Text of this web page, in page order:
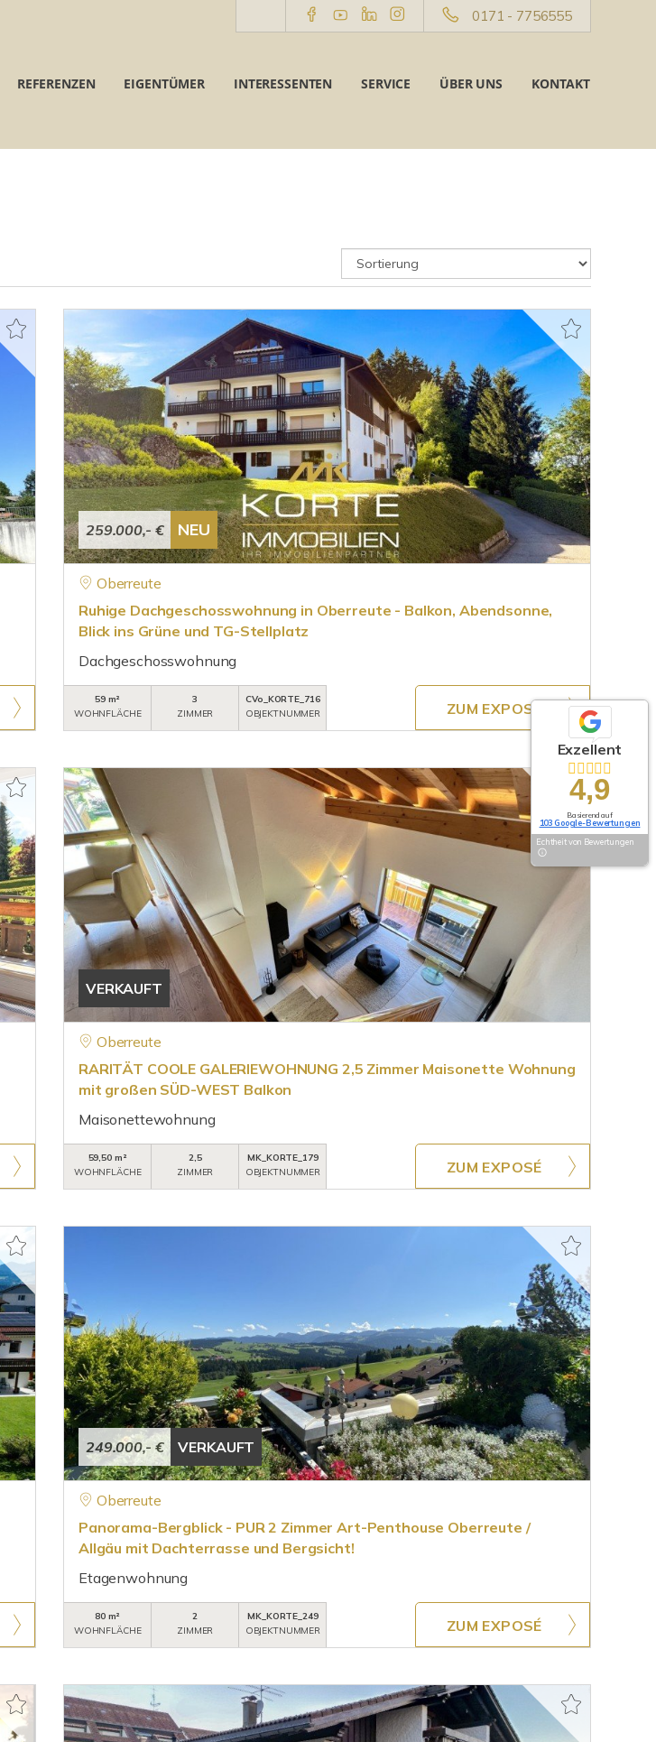
0171 - 7756555
REFERENZEN EIGENTÜMER INTERESSENTEN SERVICE ÜBER UNS KONTAKT
259.000,- € NEU
Oberreute
Ruhige Dachgeschosswohnung in Oberreute - Balkon, Abendsonne,
Blick ins Grüne und TG-Stellplatz
Dachgeschosswohnung
59 m²
WOHNFLÄCHE
3
ZIMMER
CVo_KORTE_716
OBJEKTNUMMER
ZUM EXPOSÉ
VERKAUFT
Oberreute
RARITÄT COOLE GALERIEWOHNUNG 2,5 Zimmer Maisonette Wohnung
mit großen SÜD-WEST Balkon
Maisonettewohnung
59,50 m²
WOHNFLÄCHE
2,5
ZIMMER
MK_KORTE_179
OBJEKTNUMMER
ZUM EXPOSÉ
249.000,- € VERKAUFT
Oberreute
Panorama-Bergblick - PUR 2 Zimmer Art-Penthouse Oberreute /
Allgäu mit Dachterrasse und Bergsicht!
Etagenwohnung
80 m²
WOHNFLÄCHE
2
ZIMMER
MK_KORTE_249
OBJEKTNUMMER
ZUM EXPOSÉ
Exzellent
4,9
Basierend auf
103 Google-Bewertungen
Echtheit von Bewertungen